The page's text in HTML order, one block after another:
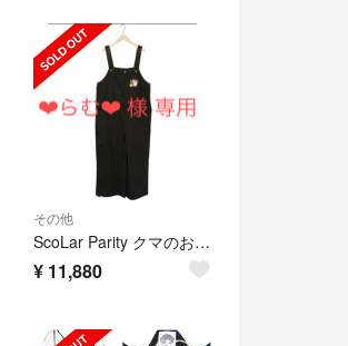
その他
ScoLar Parity クマのおちり刺繍サロペット
¥ 11,880